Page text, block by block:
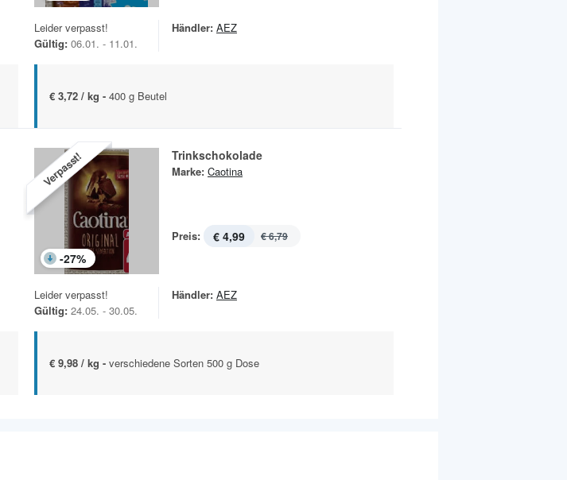
Leider verpasst!
Gültig: 06.01. - 11.01.
Händler: AEZ
€ 3,72 / kg - 400 g Beutel
Verpasst!
-27%
Trinkschokolade
Marke: Caotina
Preis: € 4,99 € 6,79
Leider verpasst!
Gültig: 24.05. - 30.05.
Händler: AEZ
€ 9,98 / kg - verschiedene Sorten 500 g Dose